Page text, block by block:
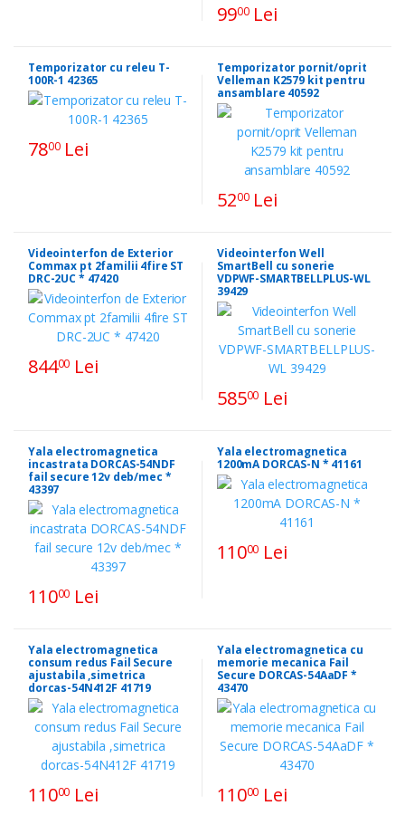
9900Lei
Temporizator cu releu T-
100R-1 42365
7800Lei
Temporizator pornit/oprit
Velleman K2579 kit pentru
ansamblare 40592
5200Lei
Videointerfon de Exterior
Commax pt 2familii 4fire ST
DRC-2UC * 47420
84400 Lei
Videointerfon Well
SmartBell cu sonerie
VDPWF-SMARTBELLPLUS-WL
39429
58500 Lei
Yala electromagnetica
incastrata DORCAS-54NDF
fail secure 12v deb/mec *
43397
11000 Lei
Yala electromagnetica
1200mA DORCAS-N * 41161
11000 Lei
Yala electromagnetica
consum redus Fail Secure
ajustabila ,simetrica
dorcas-54N412F 41719
11000 Lei
Yala electromagnetica cu
memorie mecanica Fail
Secure DORCAS-54AaDF *
43470
11000 Lei